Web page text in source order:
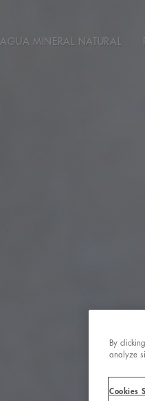
AGUA MINERAL NATURAL
By
analyze
Cookies